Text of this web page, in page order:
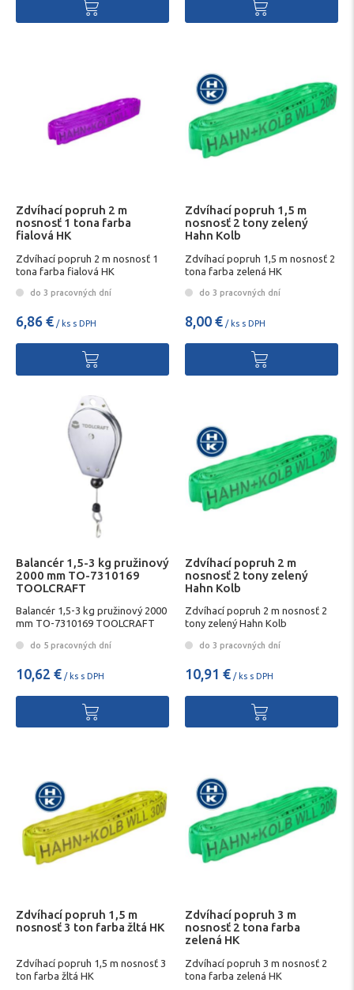
Zdvíhací popruh 2 m
nosnosť 1 tona farba
fialová HK
Zdvíhací popruh 2 m nosnosť 1
tona farba fialová HK
do 3 pracovných dní
6,86 € / ks s DPH
Zdvíhací popruh 1,5 m
nosnosť 2 tony zelený
Hahn Kolb
Zdvíhací popruh 1,5 m nosnosť 2
tona farba zelená HK
do 3 pracovných dní
8,00 € / ks s DPH
Balancér 1,5-3 kg pružinový
2000 mm TO-7310169
TOOLCRAFT
Balancér 1,5-3 kg pružinový 2000
mm TO-7310169 TOOLCRAFT
do 5 pracovných dní
10,62 € / ks s DPH
Zdvíhací popruh 2 m
nosnosť 2 tony zelený
Hahn Kolb
Zdvíhací popruh 2 m nosnosť 2
tony zelený Hahn Kolb
do 3 pracovných dní
10,91 € / ks s DPH
Zdvíhací popruh 1,5 m
nosnosť 3 ton farba žltá HK
Zdvíhací popruh 1,5 m nosnosť 3
ton farba žltá HK
Zdvíhací popruh 3 m
nosnosť 2 tona farba
zelená HK
Zdvíhací popruh 3 m nosnosť 2
tona farba zelená HK